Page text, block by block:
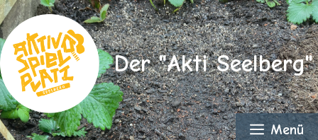
Zum
Inhalt
springen
Der "Akti Seelberg"
Menü